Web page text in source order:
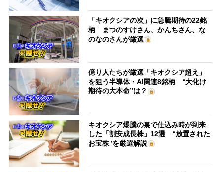
「キオクシアの次」に急騰期待の22銘
柄 まつのすけさん、かんちさん、な
のなのさんが厳選
億り人たちが厳選「キオクシア超え」
を狙う半導体・AI関連8銘柄 “大化け
期待の大本命”は？
キオクシア爆騰の裏で仕込み時が到来
した「割安成長株」12選 “放置された
お宝株”を厳選解説